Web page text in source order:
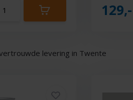
129,-
levering in Twente